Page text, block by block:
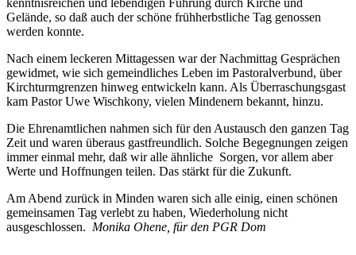
Gelände, so daß auch der schöne frühherbstliche Tag genossen
werden konnte.
Nach einem leckeren Mittagessen war der Nachmittag Gesprächen
gewidmet, wie sich gemeindliches Leben im Pastoralverbund, über
Kirchturmgrenzen hinweg entwickeln kann. Als Überraschungsgast
kam Pastor Uwe Wischkony, vielen Mindenern bekannt, hinzu.
Die Ehrenamtlichen nahmen sich für den Austausch den ganzen Tag
Zeit und waren überaus gastfreundlich. Solche Begegnungen zeigen
immer einmal mehr, daß wir alle ähnliche Sorgen, vor allem aber
Werte und Hoffnungen teilen. Das stärkt für die Zukunft.
Am Abend zurück in Minden waren sich alle einig, einen schönen
gemeinsamen Tag verlebt zu haben, Wiederholung nicht
ausgeschlossen. Monika Ohene, für den PGR Dom